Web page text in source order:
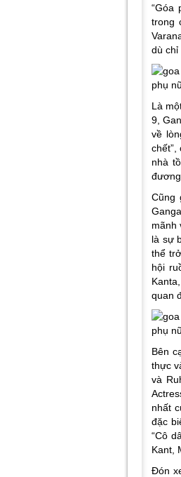
“Góa
trong
dù chỉ
Là
9,
về
nhà
Cũng
mãnh
là sự
thể
hội
quan
Bên
thực
và
nhất
đặc
“Cô
Kant,
Đón